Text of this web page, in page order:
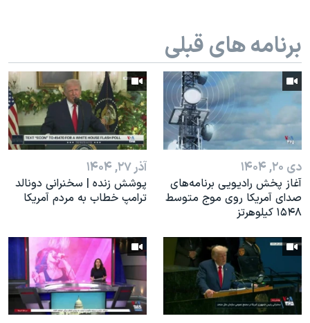
برنامه های قبلی
دی ۲۰, ۱۴۰۴
آغاز پخش رادیویی برنامه‌های
صدای آمریکا روی موج متوسط
۱۵۴۸ کیلوهرتز
آذر ۲۷, ۱۴۰۴
پوشش زنده | سخنرانی دونالد
ترامپ خطاب به مردم آمریکا